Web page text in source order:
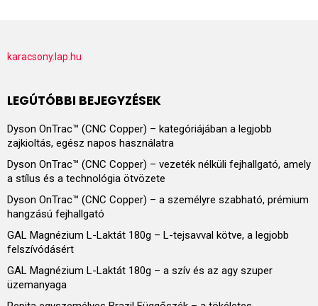
karacsony.lap.hu
LEGÚTÓBBI BEJEGYZÉSEK
Dyson OnTrac™ (CNC Copper) – kategóriájában a legjobb
zajkioltás, egész napos használatra
Dyson OnTrac™ (CNC Copper) – vezeték nélküli fejhallgató, amely
a stílus és a technológia ötvözete
Dyson OnTrac™ (CNC Copper) – a személyre szabható, prémium
hangzású fejhallgató
GAL Magnézium L-Laktát 180g – L-tejsavval kötve, a legjobb
felszívódásért
GAL Magnézium L-Laktát 180g – a szív és az agy szuper
üzemanyaga